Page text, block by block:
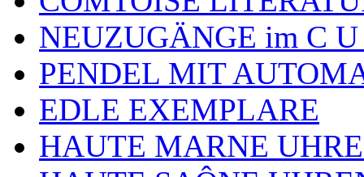
NEUZUGÄNGE im C
PENDEL MIT
EDLE EXEMPLARE
HAUTE MARNE